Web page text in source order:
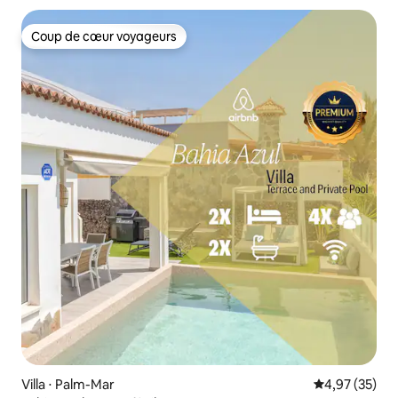
Coup de cœur voyageurs
Coup de cœur voyageurs
Villa ⋅ Palm-Mar Évaluation
4,97 (35)